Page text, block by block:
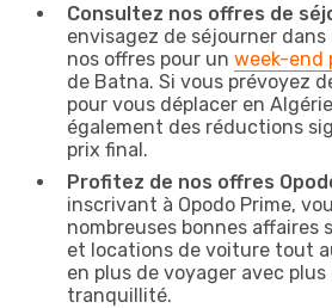
Consultez nos offres de
envisagez de séjourner
nos offres pour un week-end
de Batna. Si vous prévoyez
pour vous déplacer en
également des réductions
prix final.
Profitez de nos offres
inscrivant à Opodo Prime,
nombreuses bonnes affaires
et locations de voiture tout
en plus de voyager avec
tranquillité.